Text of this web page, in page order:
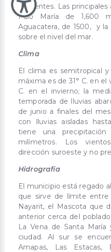
Corrientes. Las
Palo María de 1,600
Aguacatera, de 1500, y la
sobre el nivel del mar.
Clima
El clima es semitropical
máxima es de 31° C. en
C. en el invierno; la
temporada de lluvias
de junio a finales del
con lluvias aisladas
tiene una
milímetros. Los
dirección suroeste y no
Hidrografía
El municipio está regado
que sirve de límite entre
Nayarit, el Mascota que
anterior cerca del
La Vena de Santa
ciudad. Al sur se
Amapas, Las Estacas,